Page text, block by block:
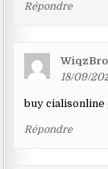
Répondre
18/09/
buy cialisonline
Répondre